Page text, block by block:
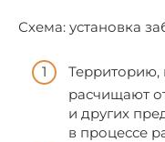
Схема: установка
Территорию,
расчищают
и других
в процессе